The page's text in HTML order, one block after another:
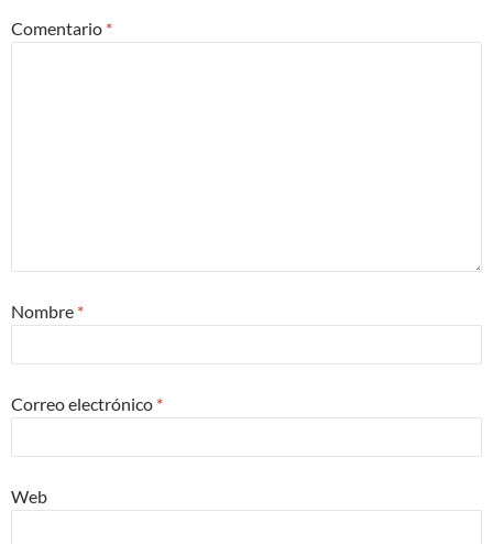
Comentario *
Nombre *
Correo electrónico *
Web